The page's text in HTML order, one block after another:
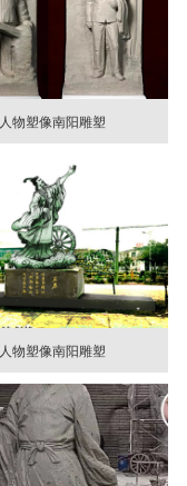
人物塑像南阳雕塑
人物塑像南阳雕塑